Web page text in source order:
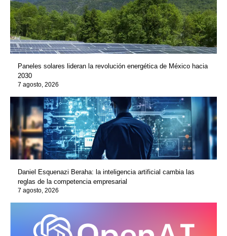
Paneles solares lideran la revolución energética de México hacia
2030
7 agosto, 2026
Daniel Esquenazi Beraha: la inteligencia artificial cambia las
reglas de la competencia empresarial
7 agosto, 2026